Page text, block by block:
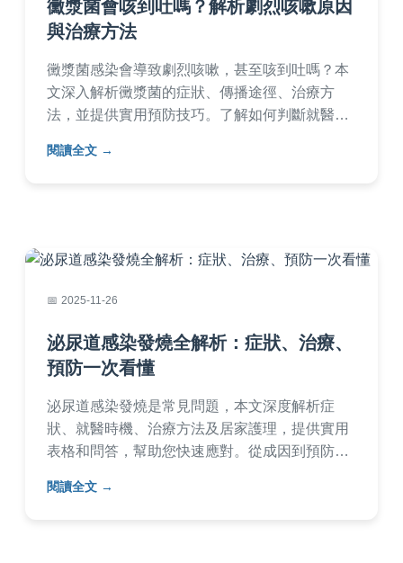
黴漿菌會咳到吐嗎？解析劇烈咳嗽原因
與治療方法
黴漿菌感染會導致劇烈咳嗽，甚至咳到吐嗎？本
文深入解析黴漿菌的症狀、傳播途徑、治療方
法，並提供實用預防技巧。了解如何判斷就醫時
閱讀全文
2025-11-26
泌尿道感染發燒全解析：症狀、治療、
預防一次看懂
泌尿道感染發燒是常見問題，本文深度解析症
狀、就醫時機、治療方法及居家護理，提供實用
表格和問答，幫助您快速應對。從成因到預防，
閱讀全文